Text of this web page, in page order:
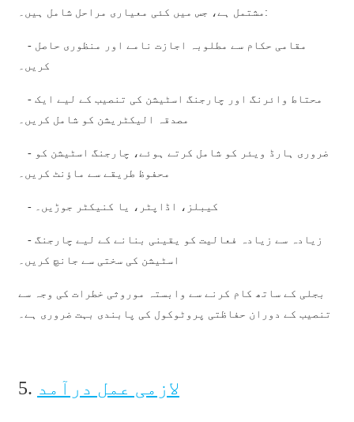
ਪੰਜਾਬੀ
বাংলা
Беларуская
Basa Jawa
مشتمل ہے، جس میں کئی معیاری مراحل شامل ہیں۔:
- مقامی حکام سے مطلوبہ اجازت نامے اور منظوری حاصل
کریں۔
- محتاط وائرنگ اور چارجنگ اسٹیشن کی تنصیب کے لیے ایک
مصدقہ الیکٹریشن کو شامل کریں۔
- ضروری ہارڈ ویئر کو شامل کرتے ہوئے، چارجنگ اسٹیشن کو
محفوظ طریقے سے ماؤنٹ کریں۔
- کیبلز، اڈاپٹر، یا کنیکٹر جوڑیں۔
- زیادہ سے زیادہ فعالیت کو یقینی بنانے کے لیے چارجنگ
اسٹیشن کی سختی سے جانچ کریں۔
بجلی کے ساتھ کام کرنے سے وابستہ موروثی خطرات کی وجہ سے
تنصیب کے دوران حفاظتی پروٹوکول کی پابندی بہت ضروری ہے۔
5. لازمی عمل درآمد